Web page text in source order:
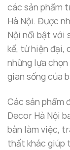
Một trong
trang trítaplo
phẩm. Mô hình
thước nhỏ gọn,
trong ô tô.
linh hoạt lựa
thêm phần nổi
Mô hình
thanh thoát,
các sản phẩm
Hà Nội. Được
Nội nổi bật với
kế, từ hiện đại,
những lựa
gian sống của
Các sản phẩm
Decor Hà Nội
bàn làm việc,
thất khác giúp